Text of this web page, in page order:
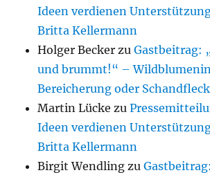
Ideen verdienen
Britta Kellermann
Holger Becker zuGastbeitrag:
und brummt!“ –
Bereicherung oder
Martin Lücke zu
Ideen verdienen
Britta Kellermann
Birgit Wendling zuGastbeitrag: